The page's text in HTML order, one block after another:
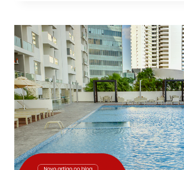
IMPORTÂNCIA
DA
PREVENÇÃO
NOS
CONDOMÍNIOS